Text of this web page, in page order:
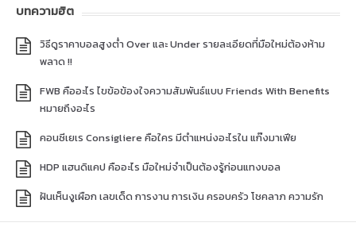
บทความฮิต
วิธีดูราคาบอลสูงต่ำ Over และ Under รายละเอียดที่มือใหม่ต้องห้าม
พลาด !!
FWB คืออะไร ไขข้อข้องใจความสัมพันธ์แบบ Friends With Benefits
หมายถึงอะไร
คอนซีเยเร Consigliere คือใคร มีตำแหน่งอะไรใน แก๊งมาเฟีย
HDP แฮนดิแคป คืออะไร มือใหม่จำเป็นต้องรู้ก่อนแทงบอล
ฝันเห็นงูเผือก เลขเด็ด การงาน การเงิน ครอบครัว โชคลาภ ความรัก